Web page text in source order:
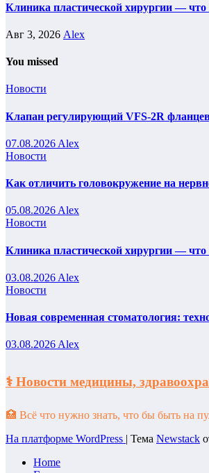
Клиника пластической хирургии — что
Авг 3, 2026 Alex
You missed
Новости
Клапан регулирующий VFS-2R
07.08.2026 Alex
Новости
Как отличить головокружение на
05.08.2026 Alex
Новости
Клиника пластической хирургии — что
03.08.2026 Alex
Новости
Новая современная стоматология:
03.08.2026Alex
⚕️ Новости медицины,
🏥 Всё что нужно знать, что бы быть на
На платформе WordPress | Тема Newstack
Home